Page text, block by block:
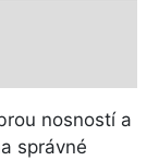
nosností a
správné